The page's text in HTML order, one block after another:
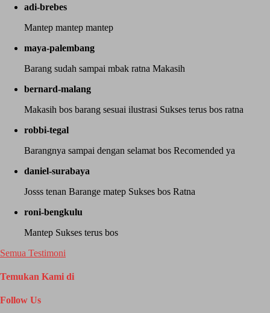
adi-brebes
Mantep mantep mantep
maya-palembang
Barang sudah sampai mbak ratna Makasih
bernard-malang
Makasih bos barang sesuai ilustrasi Sukses terus bos ratna
robbi-tegal
Barangnya sampai dengan selamat bos Recomended ya
daniel-surabaya
Josss tenan Barange matep Sukses bos Ratna
roni-bengkulu
Mantep Sukses terus bos
Semua Testimoni
Temukan Kami di
Follow Us